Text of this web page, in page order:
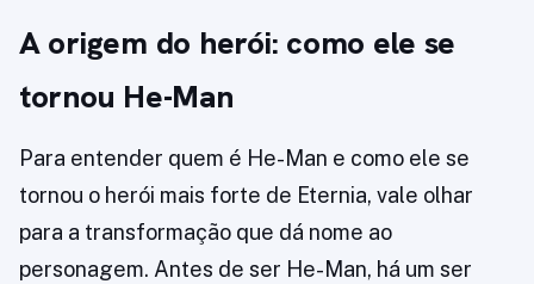
A origem do herói: como ele se
tornou He-Man
Para entender quem é He-Man e como ele se
tornou o herói mais forte de Eternia, vale olhar
para a transformação que dá nome ao
personagem. Antes de ser He-Man, há um ser